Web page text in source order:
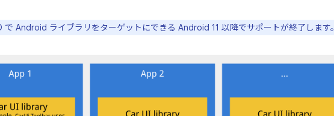
で Android ライブラリをターゲットにできる Android 11 以降でサポートが終了します。